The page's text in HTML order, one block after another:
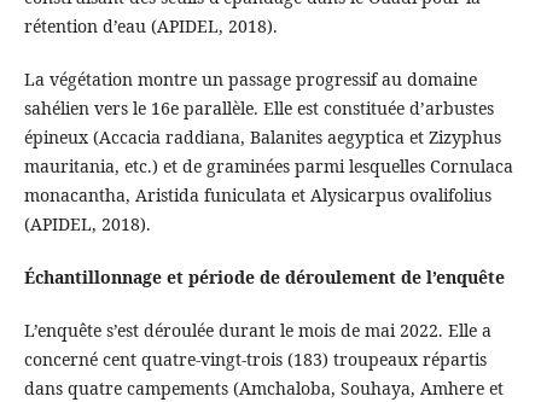
rétention d’eau (APIDEL, 2018).
La végétation montre un passage progressif au domaine
sahélien vers le 16e parallèle. Elle est constituée d’arbustes
épineux (Accacia raddiana, Balanites aegyptica et Zizyphus
mauritania, etc.) et de graminées parmi lesquelles Cornulaca
monacantha, Aristida funiculata et Alysicarpus ovalifolius
(APIDEL, 2018).
Échantillonnage et période de déroulement de l’enquête
L’enquête s’est déroulée durant le mois de mai 2022. Elle a
concerné cent quatre-vingt-trois (183) troupeaux répartis
dans quatre campements (Amchaloba, Souhaya, Amhere et